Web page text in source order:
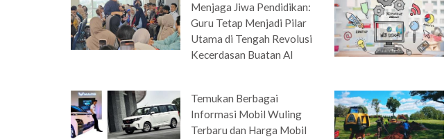
Menjaga Jiwa Pendidikan:
Guru Tetap Menjadi Pilar
Utama di Tengah Revolusi
Kecerdasan Buatan AI
Temukan Berbagai
Informasi Mobil Wuling
Terbaru dan Harga Mobil